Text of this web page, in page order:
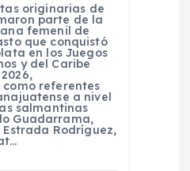
originarias de
parte de la
femenil de
que conquistó
en los Juegos
y del Caribe
referentes
a nivel
salmantinas
Guadarrama,
Rodríguez,